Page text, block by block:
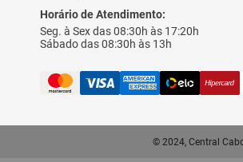
Horário de Atendimento:
Seg. à Sex das 08:30h às 17:20h
Sábado das 08:30h às 13h
© 2024, Central